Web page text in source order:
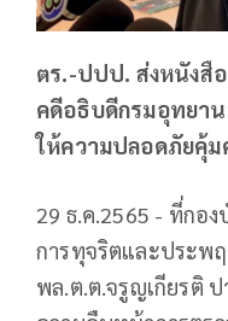
ตร.-ปปป. ส่งหนังสื
คดีอธิบดีกรมอุทยา
ให้ความปลอดภัยคุ้
29 ธ.ค.2565 - ที่กอ
การทุจริตและประพ
พล.ต.ต.จรูญเกียรติ